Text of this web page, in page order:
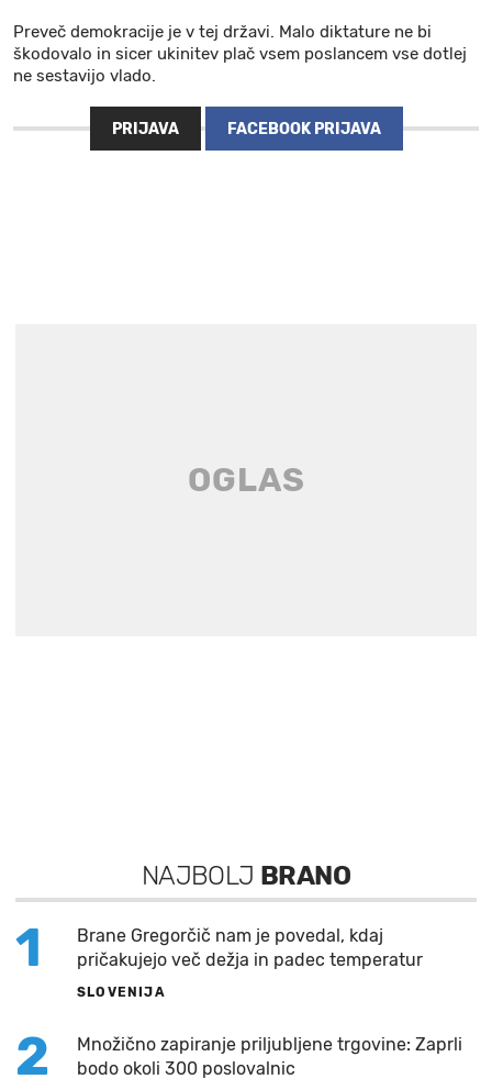
Preveč demokracije je v tej državi. Malo diktature ne bi
škodovalo in sicer ukinitev plač vsem poslancem vse dotlej
ne sestavijo vlado.
PRIJAVA FACEBOOK PRIJAVA
NAJBOLJ BRANO
1
Brane Gregorčič nam je povedal, kdaj
pričakujejo več dežja in padec temperatur
SLOVENIJA
2
Množično zapiranje priljubljene trgovine: Zaprli
bodo okoli 300 poslovalnic